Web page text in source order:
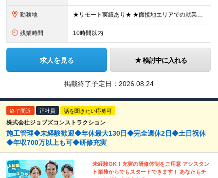
勤務地 ★リモート実績あり★ ★面接地エリアでの就業率92％以上！ 『地元で働きたい』という希望に、業界トップクラス約7,000件の取引事業所数、90,000件以上のプロジェクトから検討をいたします。 全
残業時間 10時間以内
求人を見る 検討中に入れる
掲載終了予定日： 2026.08.24
終了間近 正社員 話を聞きたい応募可
株式会社ジョブズコンストラクション
施工管理◆未経験歓迎◆年休最大130日◆完全週休2日◆土日祝休
◆年収700万以上も可◆研修充実
未経験OK！充実の研修体制をご用意 アシスタン
ト業務からでもスタートできます！ あなたもチ